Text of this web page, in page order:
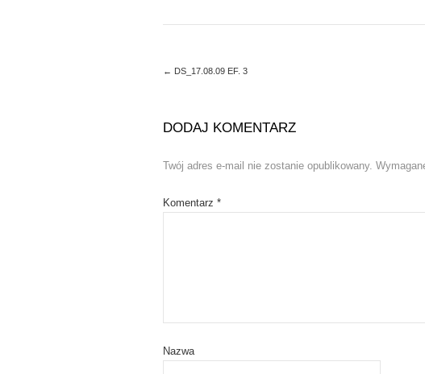
n
n
e
n
d
e
n
i
n
w
)
← DS_17.08.09 EF. 3
DODAJ KOMENTARZ
Twój adres e-mail nie zostanie opublikowany.
Komentarz *
Nazwa